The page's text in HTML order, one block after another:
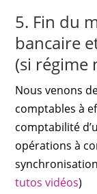
5. Fin du
bancaire
(si régime
Nous venons
comptables à
comptabilité
opérations à
tutos vidéos)